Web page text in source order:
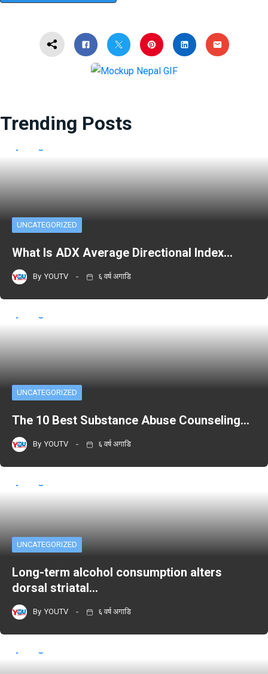
Trending Posts
UNCATEGORIZED
What Is ADX Average Directional Index…
By YOUTV ६ वर्ष अगाडि
UNCATEGORIZED
The 10 Best Substance Abuse Counseling…
By YOUTV ६ वर्ष अगाडि
UNCATEGORIZED
Long-term alcohol consumption alters
dorsal striatal…
By YOUTV ६ वर्ष अगाडि